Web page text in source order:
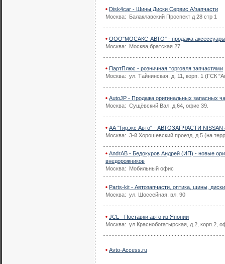
Disk4car - Шины Диски Сервис А/запчасти
Москва: Балаклавский Проспект д 28 стр 1
ООО"МОСАКС-АВТО" - продажа
Москва: Москва,братская 27
ПартПлюс - розничная торговля запчастями
Москва: ул. Тайнинская, д. 11, корп. 1 (ГСК
AutoJP - Продажа оригинальных запасных
Москва: Сущёвский Вал. д.64, офис 39.
АА "Гирэкс Авто" - АВТОЗАПЧАСТИ NISSAN
Москва: 3-й Хорошевский проезд, д.5 (на
AndrAB - Бедокуров Андрей (ИП) - новые
внедорожников
Москва: Мобильный офис
Parts-kit - Автозапчасти, оптика, шины, диски
Москва: ул. Шоссейная, вл. 90
JCL - Поставки авто из Японии
Москва: ул Краснобогатырская, д.2, корп.2,
Avto-Access.ru